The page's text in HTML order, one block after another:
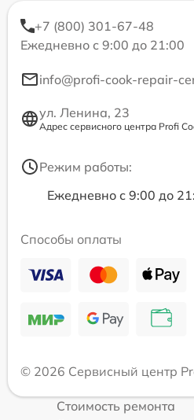
+7 (800) 301-67-48
Ежедневно с 9:00 до 21:00
info@profi-cook-repair-
ул. Ленина, 23
Адрес сервисного центра Profi
Режим работы:
Ежедневно с 9:00 до
Способы оплаты
© 2026 Сервисный центр
Стоимость ремонта